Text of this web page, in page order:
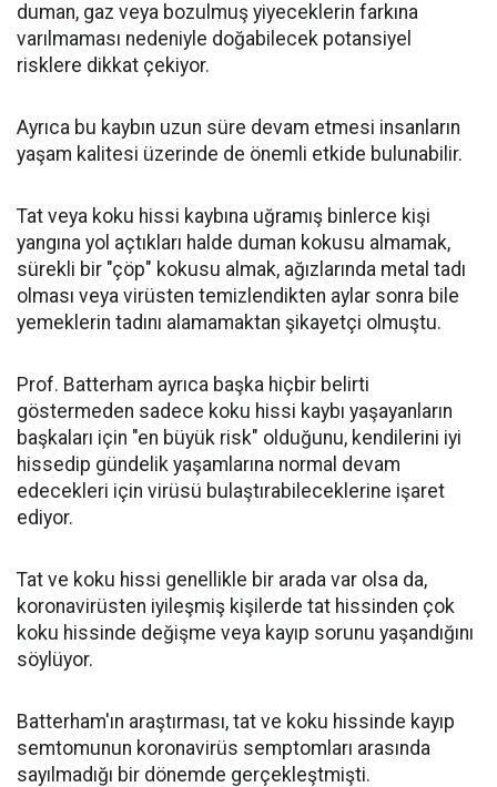
duman, gaz veya bozulmuş yiyeceklerin farkına
varılmaması nedeniyle doğabilecek potansiyel
risklere dikkat çekiyor.
Ayrıca bu kaybın uzun süre devam etmesi insanların
yaşam kalitesi üzerinde de önemli etkide bulunabilir.
Tat veya koku hissi kaybına uğramış binlerce kişi
yangına yol açtıkları halde duman kokusu almamak,
sürekli bir "çöp" kokusu almak, ağızlarında metal tadı
olması veya virüsten temizlendikten aylar sonra bile
yemeklerin tadını alamamaktan şikayetçi olmuştu.
Prof. Batterham ayrıca başka hiçbir belirti
göstermeden sadece koku hissi kaybı yaşayanların
başkaları için "en büyük risk" olduğunu, kendilerini iyi
hissedip gündelik yaşamlarına normal devam
edecekleri için virüsü bulaştırabileceklerine işaret
ediyor.
Tat ve koku hissi genellikle bir arada var olsa da,
koronavirüsten iyileşmiş kişilerde tat hissinden çok
koku hissinde değişme veya kayıp sorunu yaşandığını
söylüyor.
Batterham'ın araştırması, tat ve koku hissinde kayıp
semtomunun koronavirüs semptomları arasında
sayılmadığı bir dönemde gerçekleştmişti.